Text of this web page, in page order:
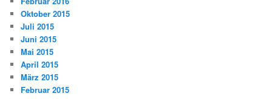
Oktober 2015
Juli 2015
Juni 2015
Mai 2015
April 2015
März 2015
Februar 2015